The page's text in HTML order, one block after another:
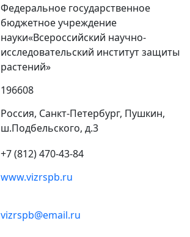
Федеральное государственное
бюджетное учреждение
науки«Всероссийский научно-
исследовательский институт защиты
растений»
196608
Россия, Санкт-Петербург, Пушкин,
ш.Подбельского, д.3
+7 (812) 470-43-84
www.vizrspb.ru
vizrspb@email.ru